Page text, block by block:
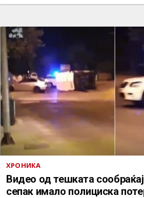
ХРОНИКА
Видео од тешката
сепак имало полициска